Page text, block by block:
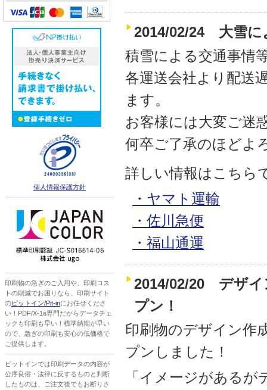
個人情報保護方針
印刷物の急ぎのご入用や、印刷コス
トの削減でお困りなら、印刷サイト
のピットイン/Pit-inにお任せくださ
い！PDF/X-1a専門だからデータチェ
ックも印刷も早い！標準納期が早い
ので、急ぎの印刷も安心の低価格で
ご提供します。
ピットインでは印刷データの内容が
公序良俗・法律に反するものと判断
したものは、ご注文後でもお断りさ
2014/02/24 大雪に
積雪による交通事情
各運送会社より配送
ます。
お客様には大変ご迷
何卒ご了承のほどよ
詳しい情報はこちら
・ヤマト運輸
・佐川急便
・福山通運
2014/02/20 デザイ
プン！
印刷物のデザイン作
プンしました！
「イメージがある